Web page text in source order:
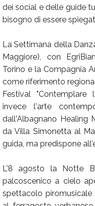
dei social e delle guide
bisogno di essere
La Settimana della
Maggiore), con
Torino e la Compagnia
come riferimento
Festival "Contemplare
invece l'arte
dall'Albagnano Healing
da Villa Simonetta al
guida, ma predispone
L'8 agosto la Notte
palcoscenico a cielo
spettacolo piromusicale